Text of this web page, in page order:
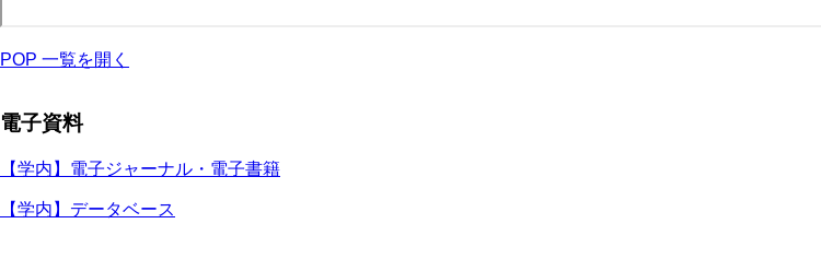
POP 一覧を開く
電子資料
【学内】電子ジャーナル・電子書籍
【学内】データベース